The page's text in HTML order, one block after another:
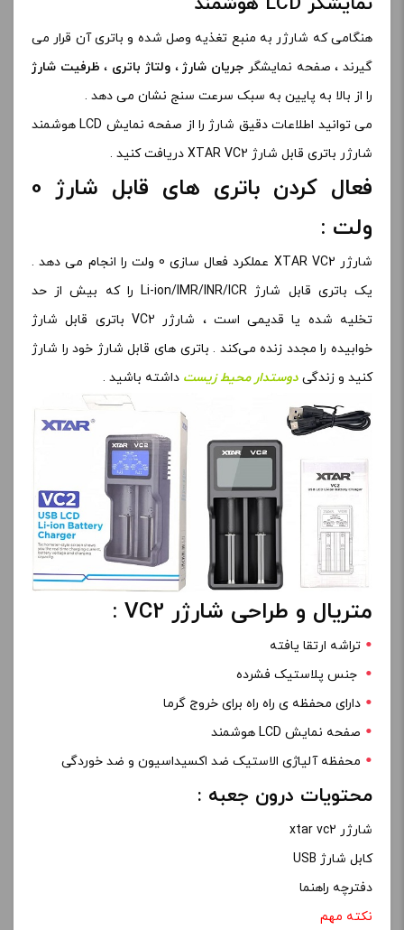
هنگامی که شارژر به منبع تغذیه وصل شده و باتری آن قرار می
گیرند ، صفحه نمایشگر جریان شارژ ،ولتاژ باتری ، ظرفیت شارژ
را از بالا به پایین به سبک سرعت سنج نشان می دهد .
می توانید اطلاعات دقیق شارژ را از صفحه نمایش LCD هوشمند
شارژر باتری قابل شارژ XTAR VC2 دریافت کنید .
فعال کردن باتری های قابل شارژ 0
ولت :
شارژر XTAR VC2 عملکرد فعال سازی 0 ولت را انجام می دهد .
یک باتری قابل شارژ Li-ion/IMR/INR/ICR را که بیش از حد
تخلیه شده یا قدیمی است ، شارژر VC2 باتری قابل شارژ
خوابیده را مجدد زنده می‌کند . باتری های قابل شارژ خود را شارژ
کنید و زندگی دوستدار محیط زیست داشته باشید .
متریال و طراحی شارژر VC2 :
تراشه ارتقا یافته
جنس پلاستیک فشرده
دارای محفظه ی راه راه برای خروج گرما
صفحه نمایش LCD هوشمند
محفظه آلیاژی الاستیک ضد اکسیداسیون و ضد خوردگی
محتویات درون جعبه :
شارژر xtar vc2
کابل شارژ USB
دفترچه راهنما
نکته مهم